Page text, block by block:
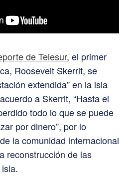
de Telesur, el primer
Roosevelt Skerrit, se
extendida” en la isla
a Skerrit, “Hasta el
todo lo que se puede
por dinero”, por lo
la comunidad internacional
reconstrucción de las